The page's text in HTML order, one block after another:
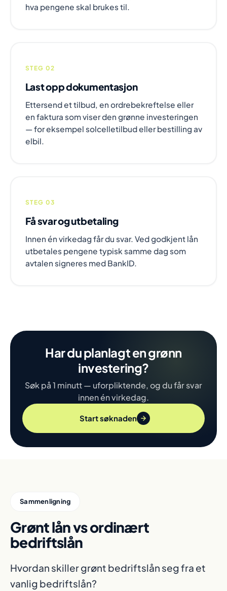
hva pengene skal brukes til.
STEG 02
Last opp dokumentasjon
Ettersend et tilbud, en ordrebekreftelse eller
en faktura som viser den grønne investeringen
— for eksempel solcelletilbud eller bestilling av
elbil.
STEG 03
Få svar og utbetaling
Innen én virkedag får du svar. Ved godkjent lån
utbetales pengene typisk samme dag som
avtalen signeres med BankID.
Har du planlagt en grønn
investering?
Søk på 1 minutt — uforpliktende, og du får svar
innen én virkedag.
Start søknaden
Sammenligning
Grønt lån vs ordinært
bedriftslån
Hvordan skiller grønt bedriftslån seg fra et
vanlig bedriftslån?